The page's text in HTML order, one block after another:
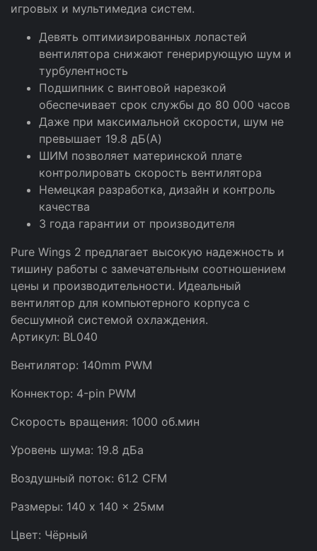
игровых и мультимедиа систем.
Девять оптимизированных лопастей
вентилятора снижают генерирующую шум и
турбулентность
Подшипник с винтовой нарезкой
обеспечивает срок службы до 80 000 часов
Даже при максимальной скорости, шум не
превышает 19.8 дБ(A)
ШИМ позволяет материнской плате
контролировать скорость вентилятора
Немецкая разработка, дизайн и контроль
качества
3 года гарантии от производителя
Pure Wings 2 предлагает высокую надежность и
тишину работы с замечательным соотношением
цены и производительности. Идеальный
вентилятор для компьютерного корпуса с
бесшумной системой охлаждения.
Артикул: BL040
Вентилятор: 140mm PWM
Коннектор: 4-pin PWM
Скорость вращения: 1000 об.мин
Уровень шума: 19.8 дБа
Воздушный поток: 61.2 CFM
Размеры: 140 x 140 x 25мм
Цвет: Чёрный